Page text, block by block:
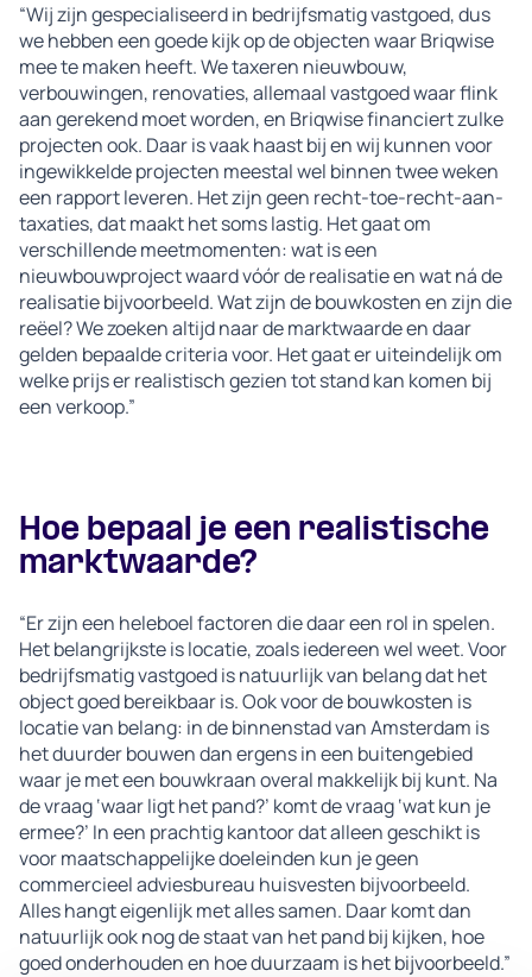
“Wij zijn gespecialiseerd in bedrijfsmatig vastgoed, dus
we hebben een goede kijk op de objecten waar Briqwise
mee te maken heeft. We taxeren nieuwbouw,
verbouwingen, renovaties, allemaal vastgoed waar flink
aan gerekend moet worden, en Briqwise financiert zulke
projecten ook. Daar is vaak haast bij en wij kunnen voor
ingewikkelde projecten meestal wel binnen twee weken
een rapport leveren. Het zijn geen recht-toe-recht-aan-
taxaties, dat maakt het soms lastig. Het gaat om
verschillende meetmomenten: wat is een
nieuwbouwproject waard vóór de realisatie en wat ná de
realisatie bijvoorbeeld. Wat zijn de bouwkosten en zijn die
reëel? We zoeken altijd naar de marktwaarde en daar
gelden bepaalde criteria voor. Het gaat er uiteindelijk om
welke prijs er realistisch gezien tot stand kan komen bij
een verkoop.”
Hoe bepaal je een realistische
marktwaarde?
“Er zijn een heleboel factoren die daar een rol in spelen.
Het belangrijkste is locatie, zoals iedereen wel weet. Voor
bedrijfsmatig vastgoed is natuurlijk van belang dat het
object goed bereikbaar is. Ook voor de bouwkosten is
locatie van belang: in de binnenstad van Amsterdam is
het duurder bouwen dan ergens in een buitengebied
waar je met een bouwkraan overal makkelijk bij kunt. Na
de vraag ‘waar ligt het pand?’ komt de vraag ‘wat kun je
ermee?’ In een prachtig kantoor dat alleen geschikt is
voor maatschappelijke doeleinden kun je geen
commercieel adviesbureau huisvesten bijvoorbeeld.
Alles hangt eigenlijk met alles samen. Daar komt dan
natuurlijk ook nog de staat van het pand bij kijken, hoe
goed onderhouden en hoe duurzaam is het bijvoorbeeld.”